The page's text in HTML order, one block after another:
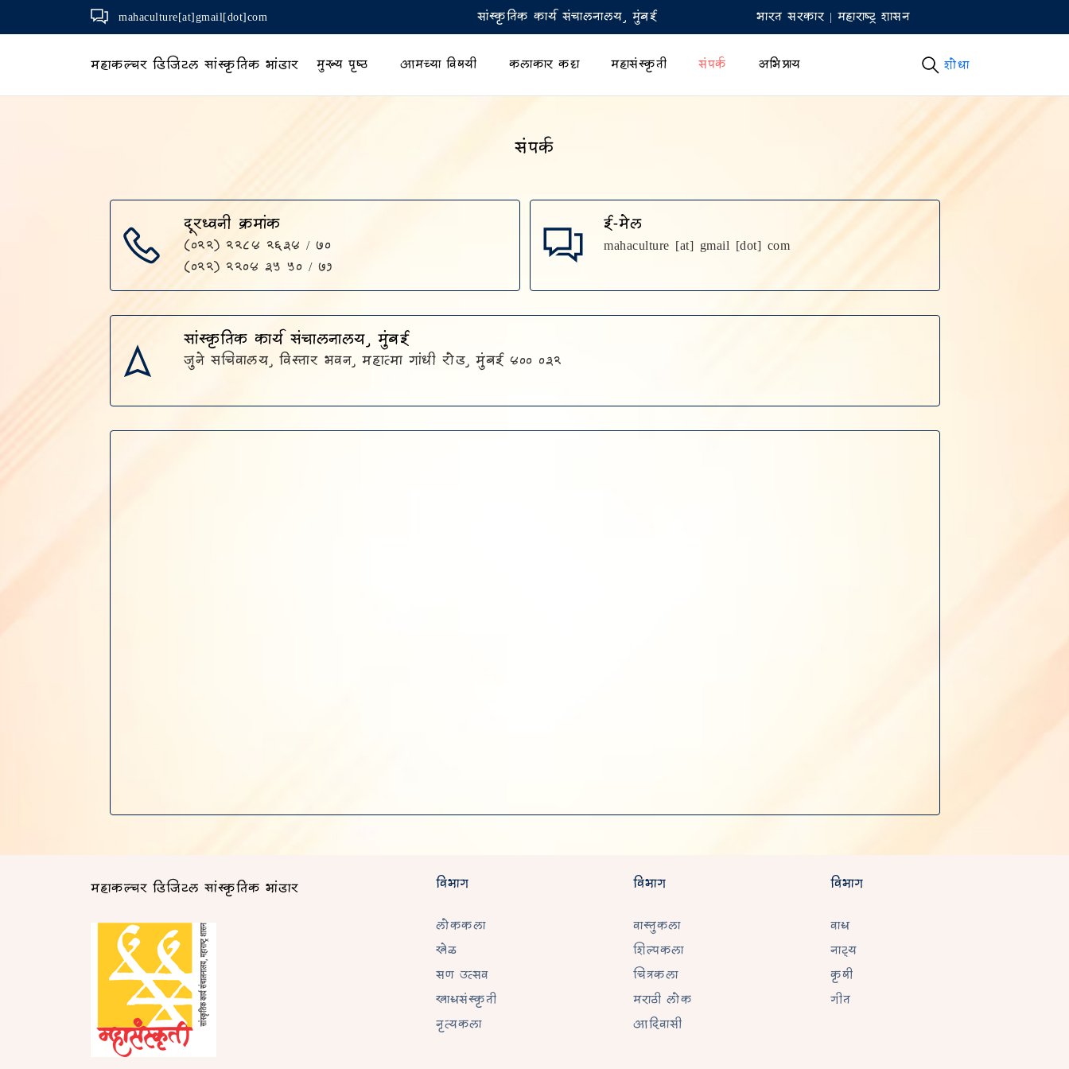
mahaculture[at]gmail[dot]com सांस्कृतिक कार्य संचालनालय, मुंबई भारत सरकार | महाराष्ट्र शासन
महाकल्चर डिजिटल सांस्कृतिक भांडार मुख्य पृष्ठ आमच्या विषयी कलाकार कट्टा महासंस्कृती संपर्क अभिप्राय शोधा
शोधा
संपर्क
दूरध्वनी क्रमांक
(०२२) २२८४ २६३४ / ७०
(०२२) २२०४ ३५ ५० / ७१
ई-मेल
mahaculture [at] gmail [dot] com
सांस्कृतिक कार्य संचालनालय, मुंबई
जुने सचिवालय, विस्तार भवन, महात्मा गांधी रोड, मुंबई ४०० ०३२
महाकल्चर डिजिटल सांस्कृतिक भांडार विभाग
लोककला
खेळ
सण उत्सव
खाद्यसंस्कृती
नृत्यकला
विभाग
वास्तुकला
शिल्पकला
चित्रकला
मराठी लोक
आदिवासी
विभाग
वाद्य
नाट्य
कृषी
गीत